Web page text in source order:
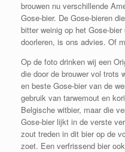
brouwen nu verschillende
Gose-bier. De Gose-bieren
bitter weinig op het Gose-
doorleren, is ons advies. Of
Op de foto drinken wij een
die door de brouwer vol trots
en beste Gose-bier van de
gebruik van tarwemout en
Belgische witbier, maar die
Gose-bier lijkt in de verste
zout treden in dit bier op de
zoet. Een verfrissend bier